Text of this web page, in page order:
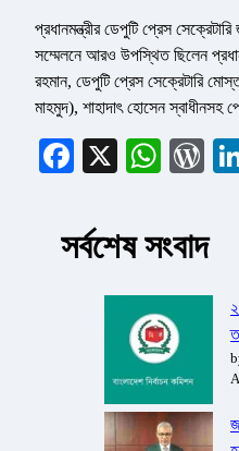
প্রধানমন্ত্রীর ডেপুটি প্রেস
সম্মেলনে আরও উপস্থিত ছিলেন
রহমান, ডেপুটি প্রেস সেক্রেটারি
মাহমুদ), শাহাদাৎ হোসেন স্বাধীনসহ
Facebook
X
সর্বশেষ সংবাদ